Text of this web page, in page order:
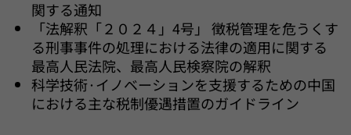
関する通知
「法解釈「２０２４」4号」 徴税管理を危うくす
る刑事事件の処理における法律の適用に関する
最高人民法院、最高人民検察院の解釈
科学技術·イノベーションを支援するための中国
における主な税制優遇措置のガイドライン